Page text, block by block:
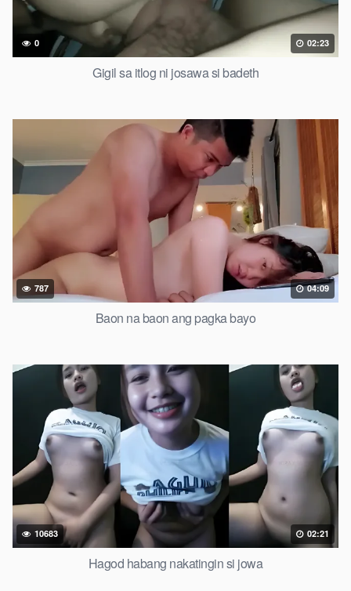
0 02:23
Gigil sa itlog ni josawa si badeth
787 04:09
Baon na baon ang pagka bayo
10683 02:21
Hagod habang nakatingin si jowa